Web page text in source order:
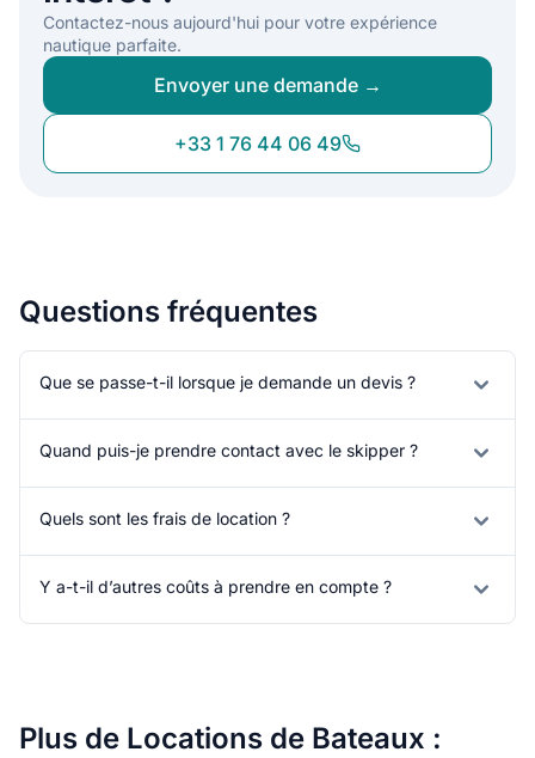
Contactez-nous aujourd'hui pour votre expérience
nautique parfaite.
Envoyer une demande →
+33 1 76 44 06 49
Questions fréquentes
Que se passe-t-il lorsque je demande un devis ?
Quand puis-je prendre contact avec le skipper ?
Quels sont les frais de location ?
Y a-t-il d’autres coûts à prendre en compte ?
Plus de Locations de Bateaux :